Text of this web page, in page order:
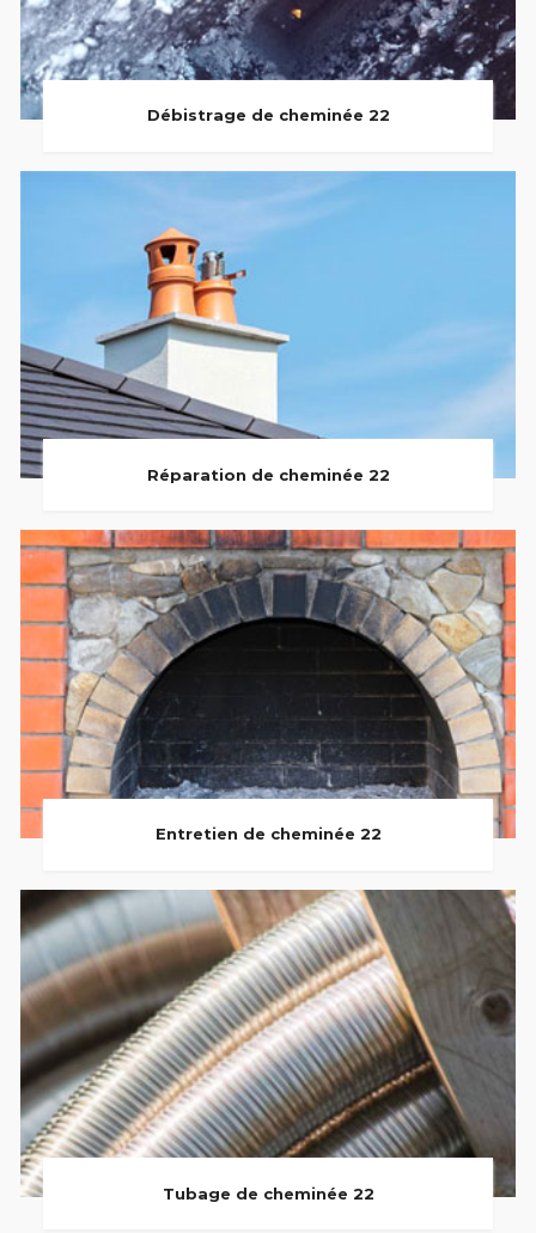
Débistrage de cheminée 22
Réparation de cheminée 22
Entretien de cheminée 22
Tubage de cheminée 22